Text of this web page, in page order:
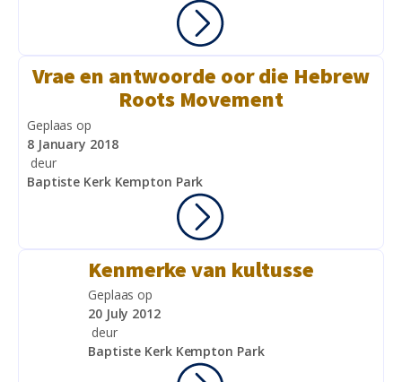
Vrae en antwoorde oor die Hebrew
Roots Movement
Geplaas op
8 January 2018
deur
Baptiste Kerk Kempton Park
Kenmerke van kultusse
Geplaas op
20 July 2012
deur
Baptiste Kerk Kempton Park